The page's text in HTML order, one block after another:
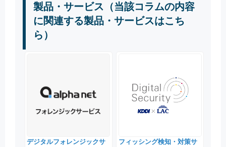
製品・サービス（当該コラムの内容
に関連する製品・サービスはこち
ら）
デジタルフォレンジックサ フィッシング検知・対策サ